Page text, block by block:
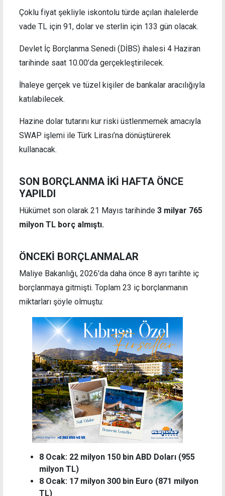
Çoklu fiyat şekliyle iskontolu türde açılan ihalelerde
vade TL için 91, dolar ve sterlin için 133 gün olacak.
Devlet İç Borçlanma Senedi (DİBS) ihalesi 4 Haziran
tarihinde saat 10.00’da gerçekleştirilecek.
İhaleye gerçek ve tüzel kişiler de bankalar aracılığıyla
katılabilecek.
Hazine dolar tutarını kur riski üstlenmemek amacıyla
SWAP işlemi ile Türk Lirası’na dönüştürerek
kullanacak.
SON BORÇLANMA İKİ HAFTA ÖNCE
YAPILDI
Hükümet son olarak 21 Mayıs tarihinde 3 milyar 765
milyon TL borç almıştı.
ÖNCEKİ BORÇLANMALAR
Maliye Bakanlığı, 2026'da daha önce 8 ayrı tarihte iç
borçlanmaya gitmişti. Toplam 23 iç borçlanmanın
miktarları şöyle olmuştu:
8 Ocak: 22 milyon 150 bin ABD Doları (955
milyon TL)
8 Ocak: 17 milyon 300 bin Euro (871 milyon
TL)